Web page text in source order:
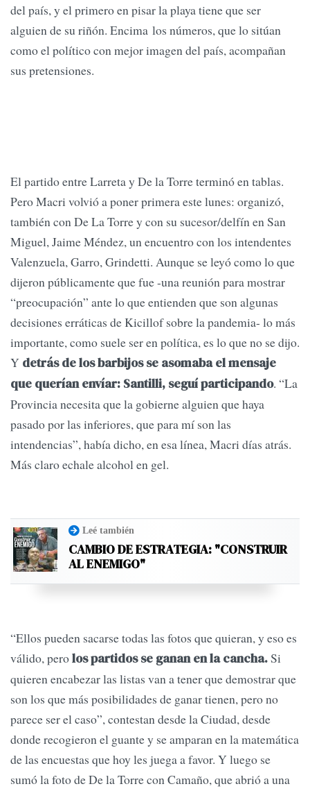
del país, y el primero en pisar la playa tiene que ser
alguien de su riñón. Encima los números, que lo sitúan
como el político con mejor imagen del país, acompañan
sus pretensiones.
El partido entre Larreta y De la Torre terminó en tablas.
Pero Macri volvió a poner primera este lunes: organizó,
también con De La Torre y con su sucesor/delfín en San
Miguel, Jaime Méndez, un encuentro con los intendentes
Valenzuela, Garro, Grindetti. Aunque se leyó como lo que
dijeron públicamente que fue -una reunión para mostrar
“preocupación” ante lo que entienden que son algunas
decisiones erráticas de Kicillof sobre la pandemia- lo más
importante, como suele ser en política, es lo que no se dijo.
Y detrás de los barbijos se asomaba el mensaje
que querían envíar: Santilli, seguí participando. “La
Provincia necesita que la gobierne alguien que haya
pasado por las inferiores, que para mí son las
intendencias”, había dicho, en esa línea, Macri días atrás.
Más claro echale alcohol en gel.
Leé también
CAMBIO DE ESTRATEGIA: "CONSTRUIR
AL ENEMIGO"
“Ellos pueden sacarse todas las fotos que quieran, y eso es
válido, perolos partidos se ganan en la cancha.Si
quieren encabezar las listas van a tener que demostrar que
son los que más posibilidades de ganar tienen, pero no
parece ser el caso”, contestan desde la Ciudad, desde
donde recogieron el guante y se amparan en la matemática
de las encuestas que hoy les juega a favor. Y luego se
sumó la foto de De la Torre con Camaño, que abrió a una